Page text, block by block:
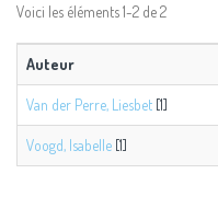
Voici les éléments 1-2 de 2
Auteur
Van der Perre, Liesbet [1]
Voogd, Isabelle [1]